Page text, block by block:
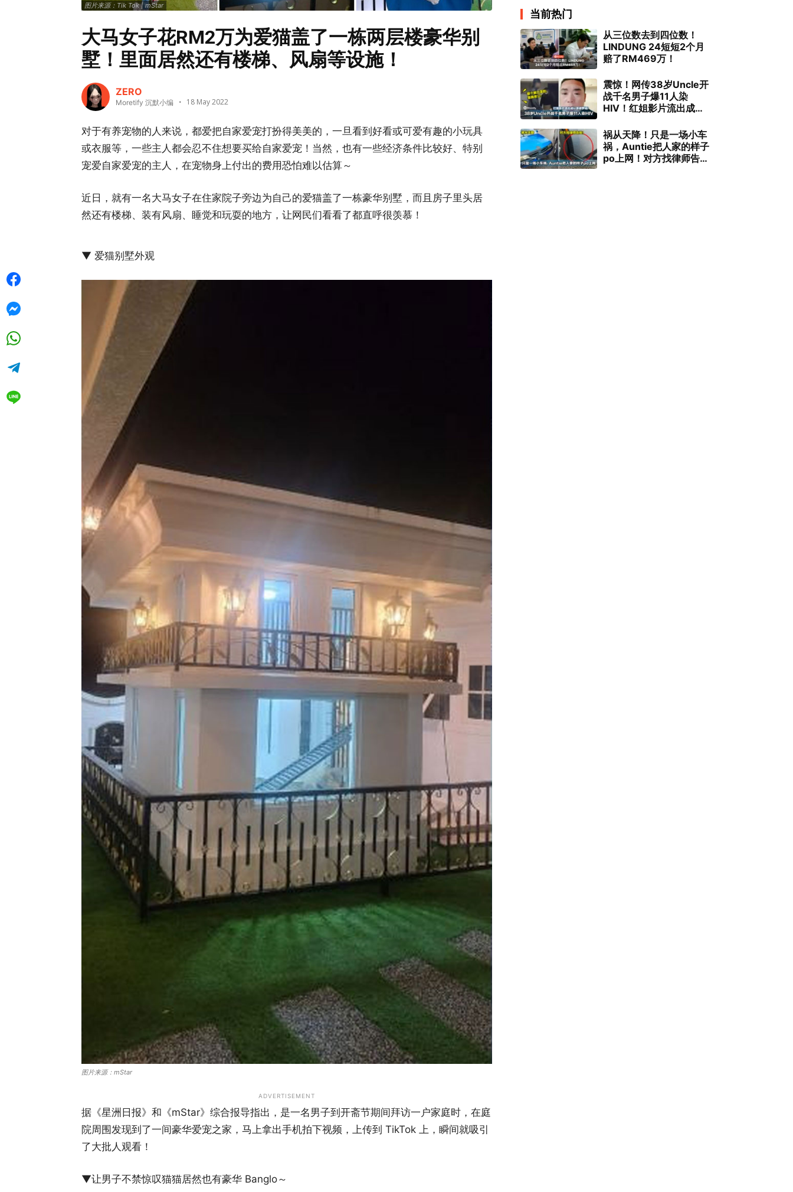
图片来源：Tik Tok | mStar
大马女子花RM2万为爱猫盖了一栋两层楼豪华别
墅！里面居然还有楼梯、风扇等设施！
ZERO
Moretify 沉默小编 18 May 2022
对于有养宠物的人来说，都爱把自家爱宠打扮得美美的，一旦看到好看或可爱有趣的小玩具
或衣服等，一些主人都会忍不住想要买给自家爱宠！当然，也有一些经济条件比较好、特别
宠爱自家爱宠的主人，在宠物身上付出的费用恐怕难以估算～
近日，就有一名大马女子在住家院子旁边为自己的爱猫盖了一栋豪华别墅，而且房子里头居
然还有楼梯、装有风扇、睡觉和玩耍的地方，让网民们看看了都直呼很羡慕！
▼ 爱猫别墅外观
图片来源：mStar
ADVERTISEMENT
据《星洲日报》和《mStar》综合报导指出，是一名男子到开斋节期间拜访一户家庭时，在庭
院周围发现到了一间豪华爱宠之家，马上拿出手机拍下视频，上传到 TikTok 上，瞬间就吸引
了大批人观看！
▼让男子不禁惊叹猫猫居然也有豪华 Banglo～
当前热门
从三位数去到四位数！
LINDUNG 24短短2个月
赔了RM469万！
震惊！网传38岁Uncle开
战千名男子爆11人染
HIV！红姐影片流出成认
祸从天降！只是一场小车
祸，Auntie把人家的样子
po上网！对方找律师告